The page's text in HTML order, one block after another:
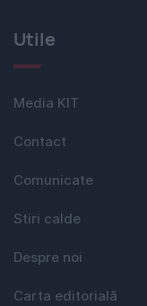
Utile
Media KIT
Contact
Comunicate
Stiri calde
Despre noi
Carta editorială